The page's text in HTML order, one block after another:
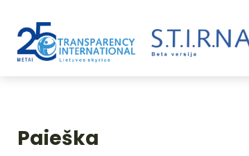
Paieška